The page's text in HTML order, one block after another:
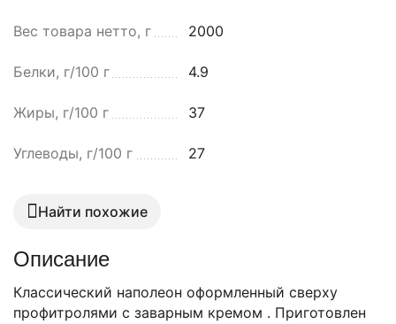
Вес товара нетто, г 2000
Белки, г/100 г 4.9
Жиры, г/100 г 37
Углеводы, г/100 г 27
Найти похожие
Описание
Классический наполеон оформленный сверху
профитролями с заварным кремом . Приготовлен